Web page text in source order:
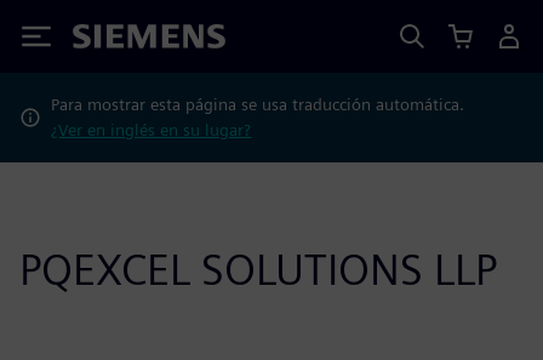
Siemens
Para mostrar esta página se usa traducción automática.
¿Ver en inglés en su lugar?
PQEXCEL SOLUTIONS LLP